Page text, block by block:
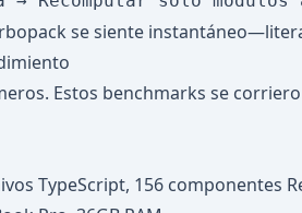
se siente
Estos benchmarks se
TypeScript, 156 componentes